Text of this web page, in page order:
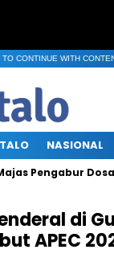
CONTINUE WITH
NASIONAL
Pengabur Dosa
di
APEC